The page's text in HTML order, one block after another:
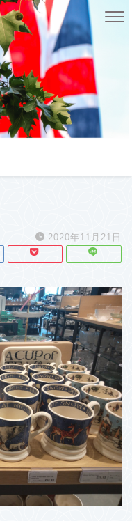
2020年11月21日